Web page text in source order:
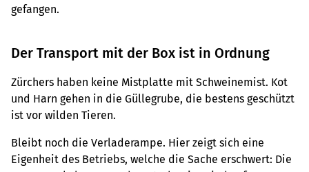
gefangen.
Der Transport mit der Box ist in Ordnung
Zürchers haben keine Mistplatte mit Schweinemist. Kot
und Harn gehen in die Güllegrube, die bestens geschützt
ist vor wilden Tieren.
Bleibt noch die Verladerampe. Hier zeigt sich eine
Eigenheit des Betriebs, welche die Sache erschwert: Die